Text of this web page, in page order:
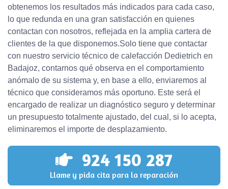
obtenemos los resultados más indicados para cada caso,
lo que redunda en una gran satisfacción en quienes
contactan con nosotros, reflejada en la amplia cartera de
clientes de la que disponemos.Solo tiene que contactar
con nuestro servicio técnico de calefacción Dedietrich en
Badajoz, contarnos qué observa en el comportamiento
anómalo de su sistema y, en base a ello, enviaremos al
técnico que consideramos más oportuno. Este será el
encargado de realizar un diagnóstico seguro y determinar
un presupuesto totalmente ajustado, del cual, si lo acepta,
eliminaremos el importe de desplazamiento.
924 150 287
Llame y pida cita para la reparación